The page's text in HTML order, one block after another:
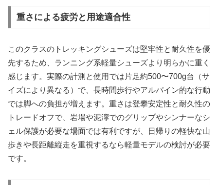
重さによる疲労と用途適合性
このクラスのトレッキングシューズは堅牢性と耐久性を優
先するため、ランニング系軽量シューズより明らかに重く
感じます。実際の計測と使用では片足約500〜700g台（サ
イズにより異なる）で、長時間歩行やアルパイン的な行動
では脚への負担が増えます。重さは登攀安定性と耐久性の
トレードオフで、岩場や泥濘でのグリップやシンナーなシ
ェル保護が必要な場面では有利ですが、日帰りの軽快な山
歩きや長距離縦走を重視するなら軽量モデルの検討が必要
です。